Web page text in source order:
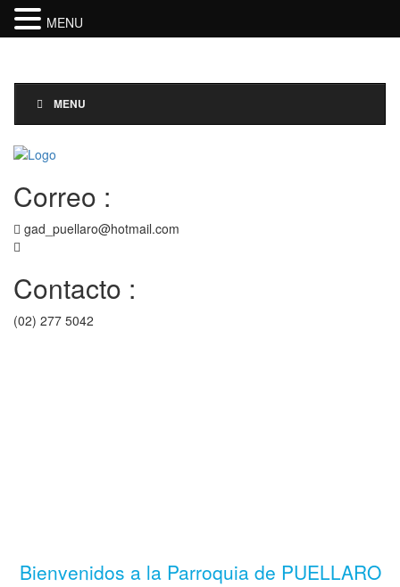
MENU
Correo :
gad_puellaro@hotmail.com
Contacto :
(02) 277 5042
Bienvenidos a la Parroquia de PUELLARO
MENU